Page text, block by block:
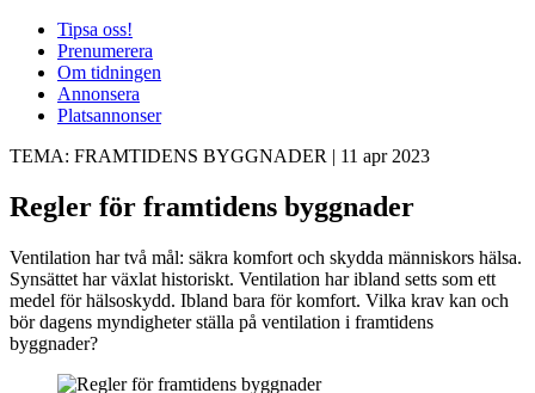
Tipsa oss!
Prenumerera
Om tidningen
Annonsera
Platsannonser
TEMA: FRAMTIDENS BYGGNADER | 11 apr 2023
Regler för framtidens byggnader
Ventilation har två mål: säkra komfort och skydda människors hälsa.
Synsättet har växlat historiskt. Ventilation har ibland setts som ett
medel för hälsoskydd. Ibland bara för komfort. Vilka krav kan och
bör dagens myndigheter ställa på ventilation i framtidens
byggnader?